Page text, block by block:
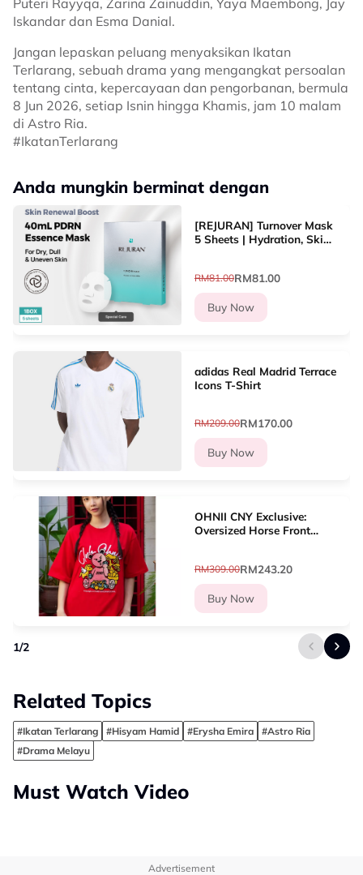
Puteri Rayyqa, Zarina Zainuddin, Yaya Maembong, Jay
Iskandar dan Esma Danial.
Jangan lepaskan peluang menyaksikan Ikatan
Terlarang, sebuah drama yang mengangkat persoalan
tentang cinta, kepercayaan dan pengorbanan, bermula
8 Jun 2026, setiap Isnin hingga Khamis, jam 10 malam
di Astro Ria.
#IkatanTerlarang
Anda mungkin berminat dengan
[REJURAN] Turnover Mask
5 Sheets | Hydration, Skin
RM81.00RM81.00
Buy Now
adidas Real Madrid Terrace
Icons T-Shirt
RM209.00RM170.00
Buy Now
OHNII CNY Exclusive:
Oversized Horse Front
RM309.00RM243.20
Buy Now
1/2
Related Topics
#Ikatan Terlarang #Hisyam Hamid #Erysha Emira
#Astro Ria
#Drama Melayu
Must Watch Video
Advertisement